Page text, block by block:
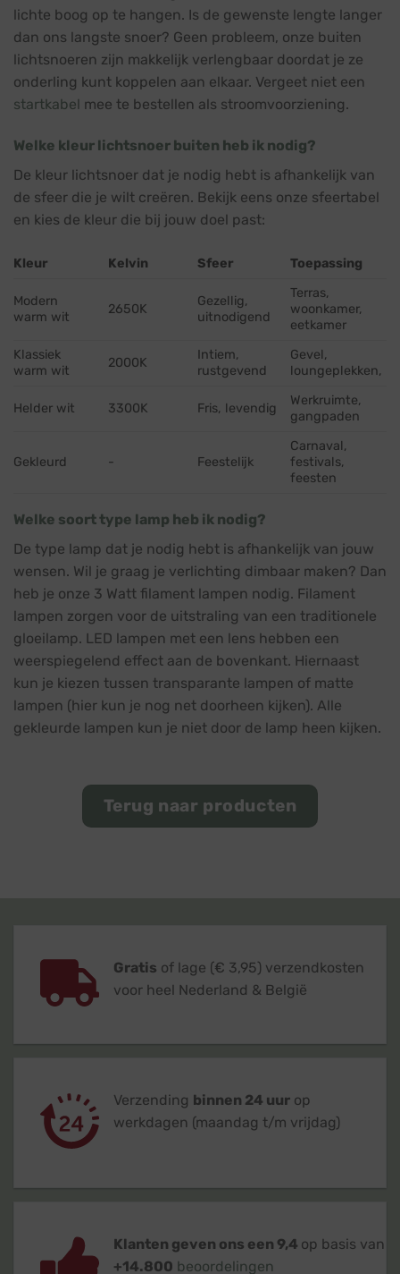
lichte boog op te hangen. Is de gewenste lengte langer
dan ons langste snoer? Geen probleem, onze buiten
lichtsnoeren zijn makkelijk verlengbaar doordat je ze
onderling kunt koppelen aan elkaar. Vergeet niet een
startkabel mee te bestellen als stroomvoorziening.
Welke kleur lichtsnoer buiten heb ik nodig?
De kleur lichtsnoer dat je nodig hebt is afhankelijk van
de sfeer die je wilt creëren. Bekijk eens onze sfeertabel
en kies de kleur die bij jouw doel past:
Kleur Kelvin Sfeer Toepassing
Modern
warm wit
2650K
Gezellig,
uitnodigend
Terras,
woonkamer,
eetkamer
Klassiek
warm wit
2000K
Intiem,
rustgevend
Gevel,
loungeplekken,
Helder wit 3300K Fris, levendig
Werkruimte,
gangpaden
Gekleurd - Feestelijk
Carnaval,
festivals,
feesten
Welke soort type lamp heb ik nodig?
De type lamp dat je nodig hebt is afhankelijk van jouw
wensen. Wil je graag je verlichting dimbaar maken? Dan
heb je onze 3 Watt filament lampen nodig. Filament
lampen zorgen voor de uitstraling van een traditionele
gloeilamp. LED lampen met een lens hebben een
weerspiegelend effect aan de bovenkant. Hiernaast
kun je kiezen tussen transparante lampen of matte
lampen (hier kun je nog net doorheen kijken). Alle
gekleurde lampen kun je niet door de lamp heen kijken.
Terug naar producten
Gratis of lage (€ 3,95) verzendkosten
voor heel Nederland & België
Verzending binnen 24 uur op
werkdagen (maandag t/m vrijdag)
Klanten geven ons een 9,4 op basis van
+14.800 beoordelingen